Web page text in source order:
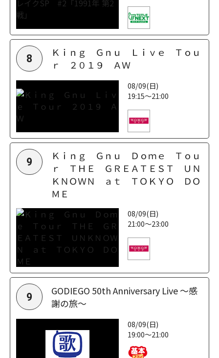
8
Ｋｉｎｇ Ｇｎｕ Ｌｉｖｅ Ｔｏｕ
ｒ ２０１９ ＡＷ
08/09(日)
19:15～21:00
9
Ｋｉｎｇ Ｇｎｕ Ｄｏｍｅ Ｔｏｕ
ｒ ＴＨＥ ＧＲＥＡＴＥＳＴ ＵＮ
ＫＮＯＷＮ ａｔ ＴＯＫＹＯ ＤＯ
ＭＥ
08/09(日)
21:00～23:00
9
GODIEGO 50th Anniversary Live ～感
謝の旅～
08/09(日)
19:00～21:00